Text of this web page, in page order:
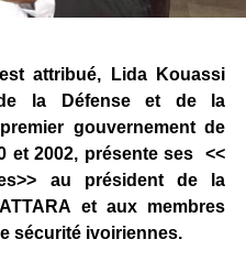
attribué, Lida Kouassi
la Défense et de la
gouvernement de
et 2002, présente ses <<
au président de la
et aux membres
sécurité ivoiriennes.